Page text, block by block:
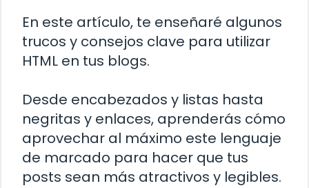
En este artículo, te enseñaré algunos
trucos y consejos clave para utilizar
HTML en tus blogs.
Desde encabezados y listas hasta
negritas y enlaces, aprenderás cómo
aprovechar al máximo este lenguaje
de marcado para hacer que tus
posts sean más atractivos y legibles.